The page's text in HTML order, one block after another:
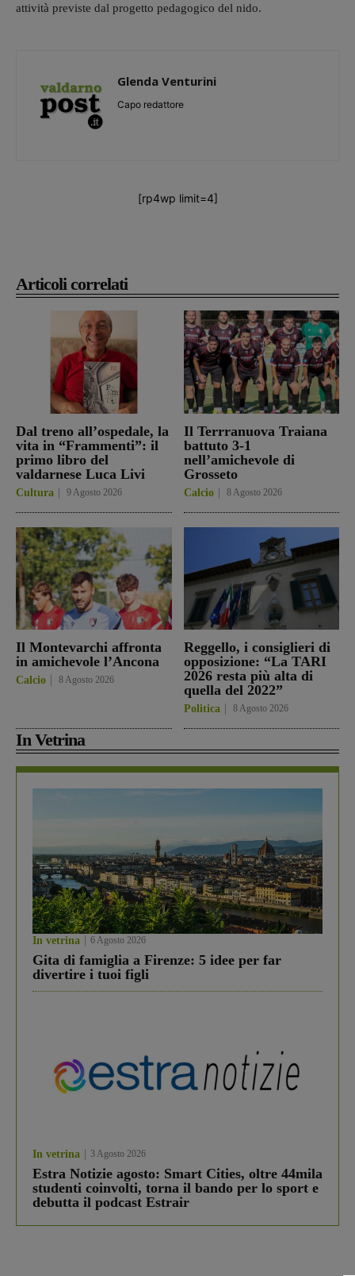
Articoli correlati
Dal treno all’ospedale, la
vita in “Frammenti”: il
primo libro del
valdarnese Luca Livi
Cultura 9 Agosto 2026
Il Terrranuova Traiana
battuto 3-1
nell’amichevole di
Grosseto
Calcio 8 Agosto 2026
Il Montevarchi affronta
in amichevole l’Ancona
Calcio 8 Agosto 2026
Reggello, i consiglieri di
opposizione: “La TARI
2026 resta più alta di
quella del 2022”
Politica 8 Agosto 2026
In Vetrina
In vetrina 6 Agosto 2026
Gita di famiglia a Firenze: 5 idee per far
divertire i tuoi figli
In vetrina 3 Agosto 2026
Estra Notizie agosto: Smart Cities, oltre 44mila
studenti coinvolti, torna il bando per lo sport e
debutta il podcast Estrair
attività previste dal progetto pedagogico del nido.
Glenda Venturini
Capo redattore
[rp4wp limit=4]